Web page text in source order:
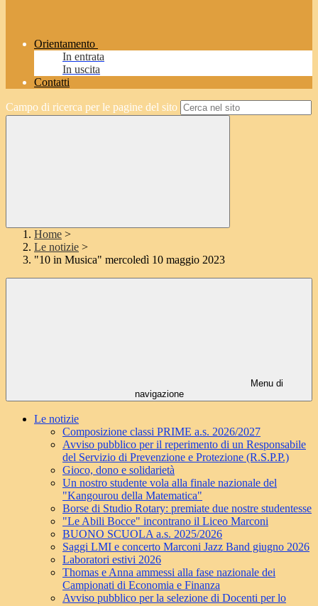
Orientamento
In entrata
In uscita
Contatti
Campo di ricerca per le pagine del sito
Home >
Le notizie >
"10 in Musica" mercoledì 10 maggio 2023
Menu di
navigazione
Le notizie
Composizione classi PRIME a.s. 2026/2027
Avviso pubblico per il reperimento di un Responsabile
del Servizio di Prevenzione e Protezione (R.S.P.P.)
Gioco, dono e solidarietà
Un nostro studente vola alla finale nazionale del
"Kangourou della Matematica"
Borse di Studio Rotary: premiate due nostre studentesse
"Le Abili Bocce" incontrano il Liceo Marconi
BUONO SCUOLA a.s. 2025/2026
Saggi LMI e concerto Marconi Jazz Band giugno 2026
Laboratori estivi 2026
Thomas e Anna ammessi alla fase nazionale dei
Campionati di Economia e Finanza
Avviso pubblico per la selezione di Docenti per lo